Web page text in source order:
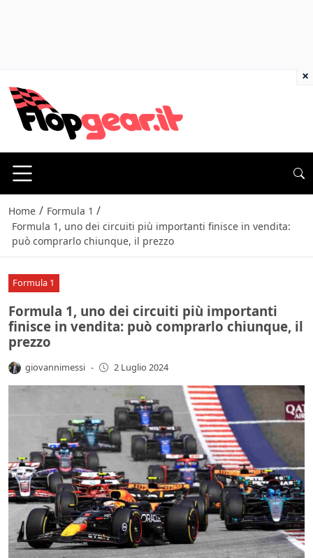
Home / Formula 1 /
Formula 1, uno dei circuiti più importanti finisce in vendita:
può comprarlo chiunque, il prezzo
Formula 1
Formula 1, uno dei circuiti più importanti
finisce in vendita: può comprarlo chiunque, il
prezzo
giovannimessi - 2 Luglio 2024
×